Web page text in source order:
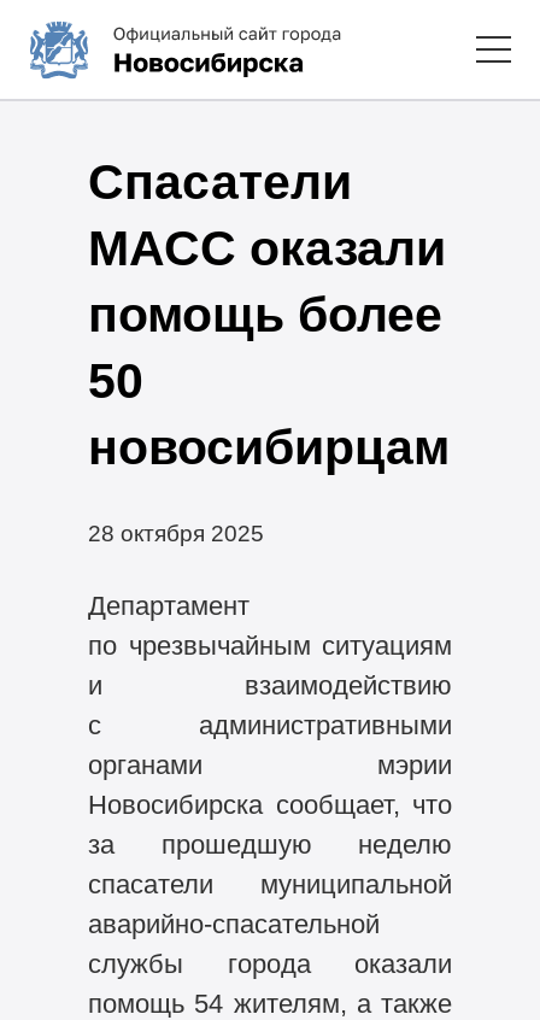
Спасатели
МАСС оказали
помощь более
50
новосибирцам
28 октября 2025
Департамент
по чрезвычайным ситуациям
и взаимодействию
с административными
органами мэрии
Новосибирска сообщает, что
за прошедшую неделю
спасатели муниципальной
аварийно-спасательной
службы города оказали
помощь 54 жителям, а также